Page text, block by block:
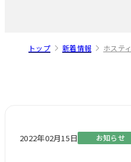
トップ 新着情報 ホステ
2022年02月15日 お知らせ